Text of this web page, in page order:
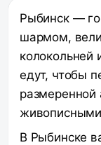
Рыбинск —
шармом,
колокольней
едут, чтобы
размеренной
В Рыбинске